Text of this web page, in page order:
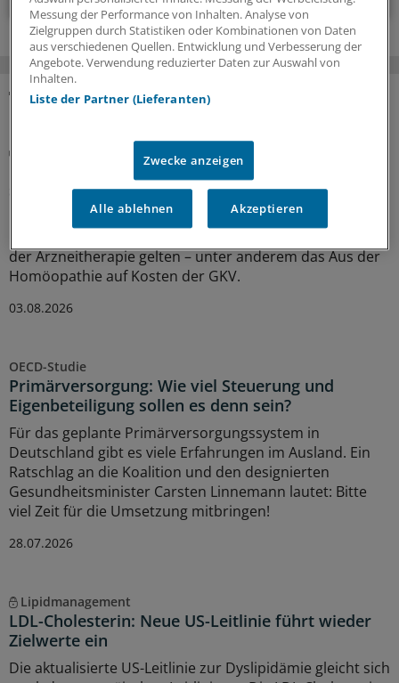
GKV-Spargesetz tritt in Kraft: Welche Neuerungen
sofort greifen
Das umstrittene GKV-Spargesetz ist in Kraft getreten.
der Arzneitherapie gelten – unter anderem das Aus der
Homöopathie auf Kosten der GKV.
03.08.2026
OECD-Studie
Primärversorgung: Wie viel Steuerung und
Eigenbeteiligung sollen es denn sein?
Für das geplante Primärversorgungssystem in
Deutschland gibt es viele Erfahrungen im Ausland. Ein
Ratschlag an die Koalition und den designierten
Gesundheitsminister Carsten Linnemann lautet: Bitte
viel Zeit für die Umsetzung mitbringen!
28.07.2026
Lipidmanagement
LDL-Cholesterin: Neue US-Leitlinie führt wieder
Zielwerte ein
Die aktualisierte US-Leitlinie zur Dyslipidämie gleicht sich
Messung der Performance von Inhalten. Analyse von
Zielgruppen durch Statistiken oder Kombinationen von Daten
aus verschiedenen Quellen. Entwicklung und Verbesserung der
Angebote. Verwendung reduzierter Daten zur Auswahl von
Inhalten.
Liste der Partner (Lieferanten)
Zwecke anzeigen
Alle ablehnen Akzeptieren